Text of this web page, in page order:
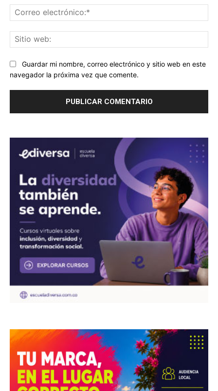
Guardar mi nombre, correo electrónico y sitio web en este
navegador la próxima vez que comente.